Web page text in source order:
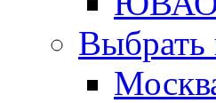
Выбрать